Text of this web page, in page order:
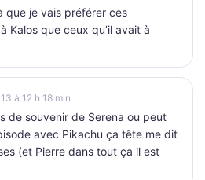
que je vais préférer ces
Kalos que ceux qu’il avait à
à 12 h 18 min
de souvenir de Serena ou peut
avec Pikachu ça tête me dit
(et Pierre dans tout ça il est